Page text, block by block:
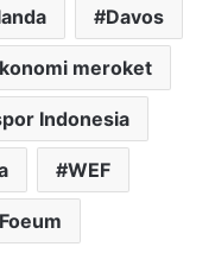
Davos
meroket
Indonesia
WEF